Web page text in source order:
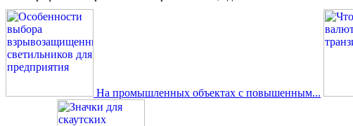
На промышленных объектах с повышенным...